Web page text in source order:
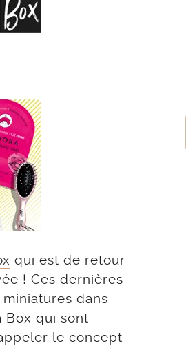
qui est de retour
! Ces dernières
dans
Box qui sont
le concept